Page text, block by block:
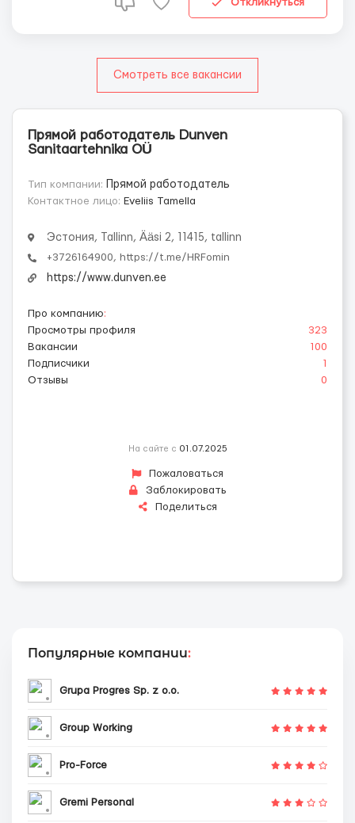
Откликнуться
Смотреть все вакансии
Прямой работодатель Dunven
Sanitaartehnika OÜ
Тип компании:
Прямой работодатель
Контактное лицо: Eveliis Tamella
Эстония, Tallinn, Ääsi 2, 11415, tallinn
+3726164900, https://t.me/HRFomin
https://www.dunven.ee
Про компанию:
Просмотры профиля
323
Вакансии
100
Подписчики
1
Отзывы
0
На сайте с 01.07.2025
Пожаловаться
Заблокировать
Поделиться
Популярные компании:
Grupa Progres Sp. z o.o.
Group Working
Pro-Force
Gremi Personal